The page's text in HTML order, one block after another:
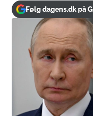
Følg dagens.dk på